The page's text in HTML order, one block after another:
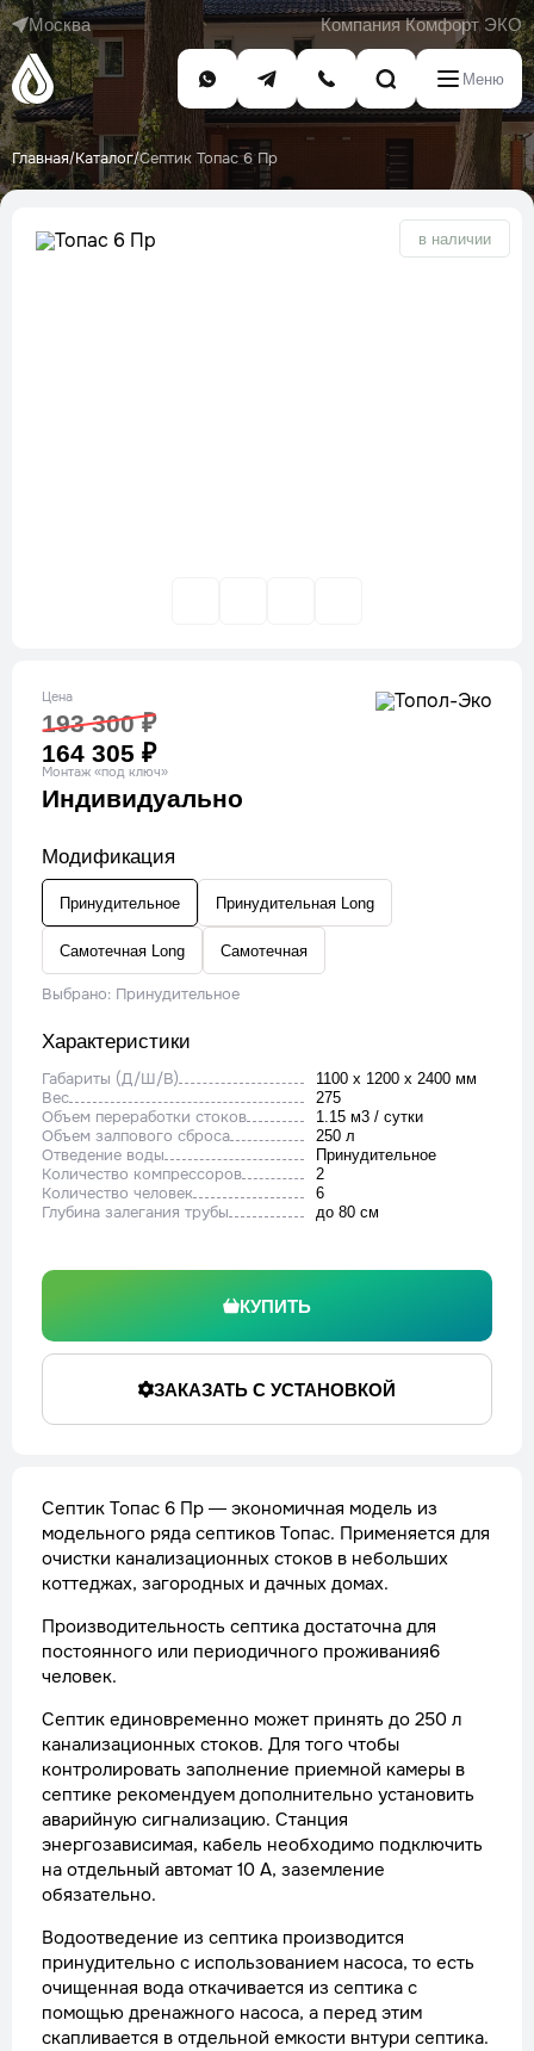
Москва Компания Комфорт ЭКО
Меню
Главная/Каталог/Септик Топас 6 Пр
в наличии
Цена
193 300 ₽
164 305 ₽
Монтаж «под ключ»
Индивидуально
Модификация
Принудительное Принудительная Long
Самотечная Long Самотечная
Выбрано: Принудительное
Характеристики
Габариты (Д/Ш/В) 1100 x 1200 x 2400 мм
Вес 275
Объем переработки стоков 1.15 м3 / сутки
Объем залпового сброса 250 л
Отведение воды Принудительное
Количество компрессоров 2
Количество человек 6
Глубина залегания трубы до 80 см
КУПИТЬ
ЗАКАЗАТЬ С УСТАНОВКОЙ
Септик Топас 6 Пр — экономичная модель из
модельного ряда септиков Топас. Применяется для
очистки канализационных стоков в небольших
коттеджах, загородных и дачных домах.
Производительность септика достаточна для
постоянного или периодичного проживания6
человек.
Септик единовременно может принять до 250 л
канализационных стоков. Для того чтобы
контролировать заполнение приемной камеры в
септике рекомендуем дополнительно установить
аварийную сигнализацию. Станция
энергозависимая, кабель необходимо подключить
на отдельный автомат 10 А, заземление
обязательно.
Водоотведение из септика производится
принудительно с использованием насоса, то есть
очищенная вода откачивается из септика с
помощью дренажного насоса, а перед этим
скапливается в отдельной емкости внтури септика.